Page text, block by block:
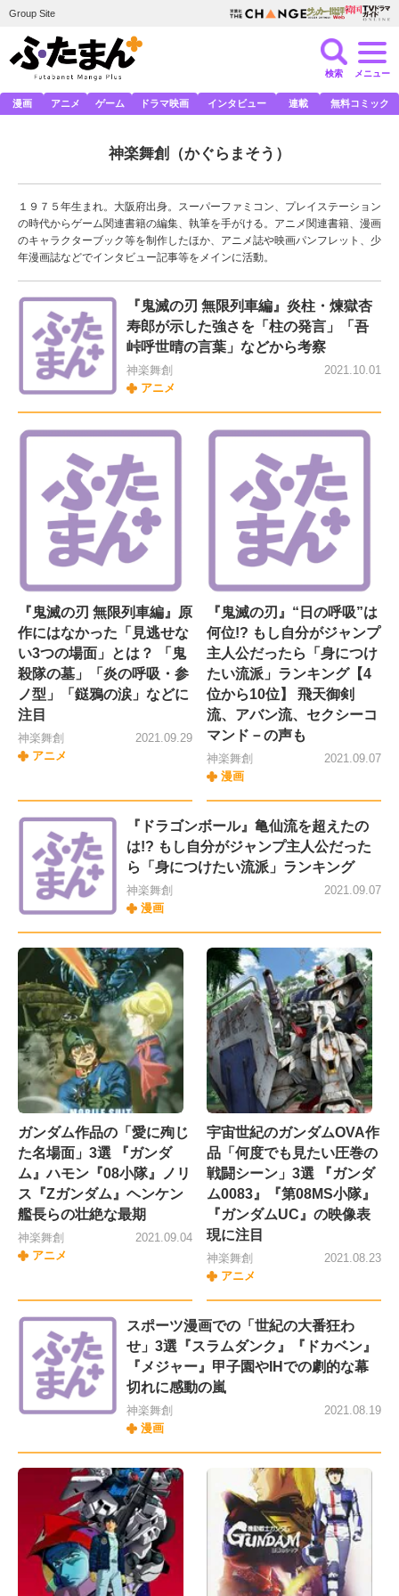
Group Site
検索 メニュー
漫画 アニメ ゲーム ドラマ映画 インタビュー 連載 無料コミック
神楽舞創 （かぐらまそう）
１９７５年生まれ。大阪府出身。スーパーファミコン、プレイステーション
の時代からゲーム関連書籍の編集、執筆を手がける。アニメ関連書籍、漫画
のキャラクターブック等を制作したほか、アニメ誌や映画パンフレット、少
年漫画誌などでインタビュー記事等をメインに活動。
『鬼滅の刃 無限列車編』炎柱・煉獄杏
寿郎が示した強さを「柱の発言」「吾
峠呼世晴の言葉」などから考察
神楽舞創
アニメ
2021.10.01
『鬼滅の刃 無限列車編』原
作にはなかった「見逃せな
い3つの場面」とは？ 「鬼
殺隊の墓」「炎の呼吸・参
ノ型」「鎹鴉の涙」などに
注目
神楽舞創
アニメ
2021.09.29
『鬼滅の刃』“日の呼吸”は
何位!? もし自分がジャンプ
主人公だったら「身につけ
たい流派」ランキング【4
位から10位】 飛天御剣
流、アバン流、セクシーコ
マンド－の声も
神楽舞創
漫画
2021.09.07
『ドラゴンボール』亀仙流を超えたの
は!? もし自分がジャンプ主人公だった
ら「身につけたい流派」ランキング
神楽舞創
漫画
2021.09.07
ガンダム作品の「愛に殉じ
た名場面」3選 『ガンダ
ム』ハモン『08小隊』ノリ
ス『Zガンダム』ヘンケン
艦長らの壮絶な最期
神楽舞創
アニメ
2021.09.04
宇宙世紀のガンダムOVA作
品「何度でも見たい圧巻の
戦闘シーン」3選 『ガンダ
ム0083』『第08MS小隊』
『ガンダムUC』の映像表
現に注目
神楽舞創
アニメ
2021.08.23
スポーツ漫画での「世紀の大番狂わ
せ」3選『スラムダンク』『ドカベン』
『メジャー』甲子園やIHでの劇的な幕
切れに感動の嵐
神楽舞創
漫画
2021.08.19